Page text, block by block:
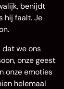
benijdt
hij faalt. Je
dat we ons
onze geest
onze emoties
helemaal